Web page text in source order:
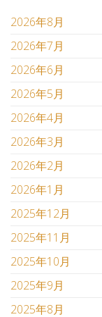
2026年8月
2026年7月
2026年6月
2026年5月
2026年4月
2026年3月
2026年2月
2026年1月
2025年12月
2025年11月
2025年10月
2025年9月
2025年8月